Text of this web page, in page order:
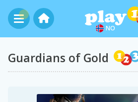
NO
Guardians of Gold